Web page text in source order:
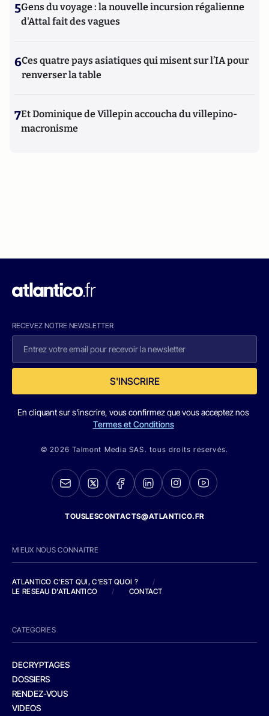
5Gens du voyage : la nouvelle incursion régalienne
d'Attal fait des vagues
6Ces quatre pays asiatiques qui misent sur l’IA pour
renverser la table
7Et Dominique de Villepin accoucha du villepino-
macronisme
RECEVEZ NOTRE NEWSLETTER
S'INSCRIRE
En cliquant sur s'inscrire, vous confirmez que vous acceptez nos
Termes et Conditions
© 2026 Talmont Media SAS. tous droits réservés.
TOUSLESCONTACTS@ATLANTICO.FR
MIEUX NOUS CONNAITRE
ATLANTICO C'EST QUI, C'EST QUOI ?
/
LE RESEAU D'ATLANTICO
/ CONTACT
CATEGORIES
DECRYPTAGES
DOSSIERS
RENDEZ-VOUS
VIDEOS